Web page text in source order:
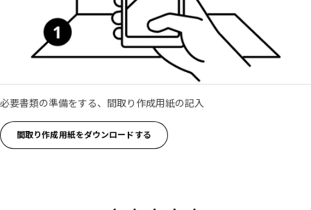
必要書類の準備をする、間取り作成用紙の記入
間取り作成用紙をダウンロードする